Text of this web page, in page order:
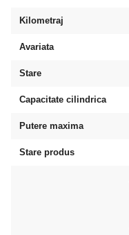
Kilometraj
Avariata
Stare
Capacitate cilindrica
Putere maxima
Stare produs